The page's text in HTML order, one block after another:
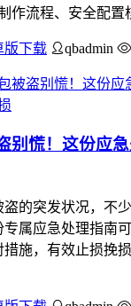
作流程、安全配置
版下载 qbadmin
别慌！这份应
盗的突发状况，不
属应急处理指南
施，有效止损挽